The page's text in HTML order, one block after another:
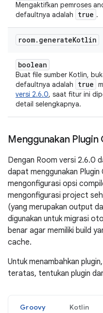
Mengaktifkan pemroses
defaultnya adalah
true .
room. generateKotlin
boolean
Buat file sumber Kotlin,
defaultnya adalah
true
versi 2.6.0, saat fitur ini
detail selengkapnya.
Menggunakan
Dengan Room versi 2.6.0
dapat menggunakan
mengonfigurasi opsi
mengonfigurasi project
(yang merupakan output
digunakan untuk migrasi
benar agar memiliki build
cache.
Untuk menambahkan
teratas, tentukan plugin
Groovy Kotlin